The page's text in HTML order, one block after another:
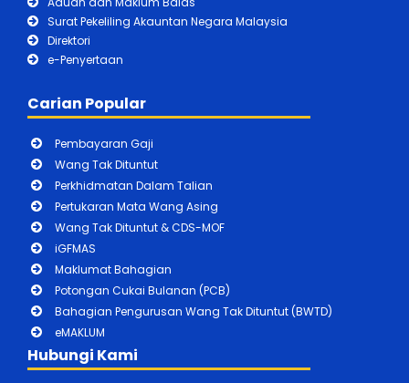
Surat Pekeliling Akauntan Negara Malaysia
Direktori
e-Penyertaan
Carian Popular
Pembayaran Gaji
Wang Tak Dituntut
Perkhidmatan Dalam Talian
Pertukaran Mata Wang Asing
Wang Tak Dituntut & CDS-MOF
iGFMAS
Maklumat Bahagian
Potongan Cukai Bulanan (PCB)
Bahagian Pengurusan Wang Tak Dituntut (BWTD)
eMAKLUM
Hubungi Kami